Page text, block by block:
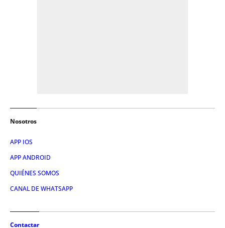
Nosotros
APP IOS
APP ANDROID
QUIÉNES SOMOS
CANAL DE WHATSAPP
Contactar